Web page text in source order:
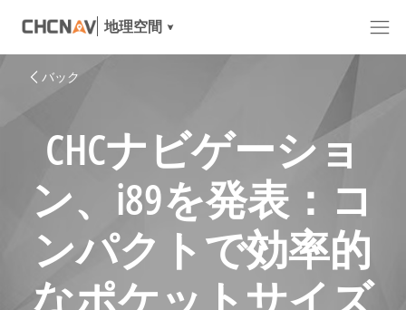
地理空間
バック
CHCナビゲーショ
ン、i89を発表：コ
ンパクトで効率的
なポケットサイズ